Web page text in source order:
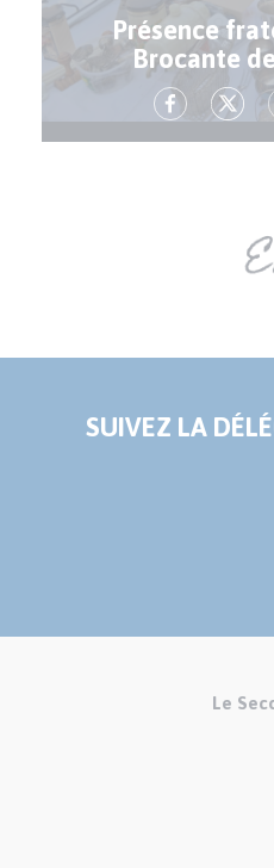
Présence
Brocante
SUIVEZ LA
Le